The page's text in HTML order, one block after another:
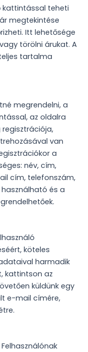
teheti
megtekintése
Itt lehetősége
törölni árukat. A
tartalma
megrendelni, a
az oldalra
van
a
név, cím,
cím, telefonszám,
használható és a
köteles
harmadik
kattintson az
küldünk egy
e-mail címére,